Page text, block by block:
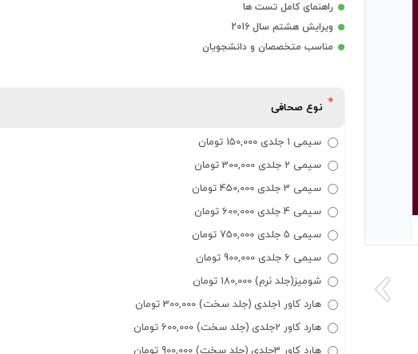
راهنمای کامل تست ها
ویرایش هشتم سال 2016
مناسب متخصصان و دانشجویان
نوع صحافی
سیمی 1 جلدی 150,000 تومان
سیمی 2 جلدی 300,000 تومان
سیمی 3 جلدی 450,000 تومان
سیمی 4 جلدی 600,000 تومان
سیمی 5 جلدی 750,000 تومان
سیمی 6 جلدی 900,000 تومان
شومیز(جلد نرم) 180,000 تومان
هارد کاور 1جلدی (جلد سخت) 300,000 تومان
هارد کاور 2جلدی (جلد سخت) 600,000 تومان